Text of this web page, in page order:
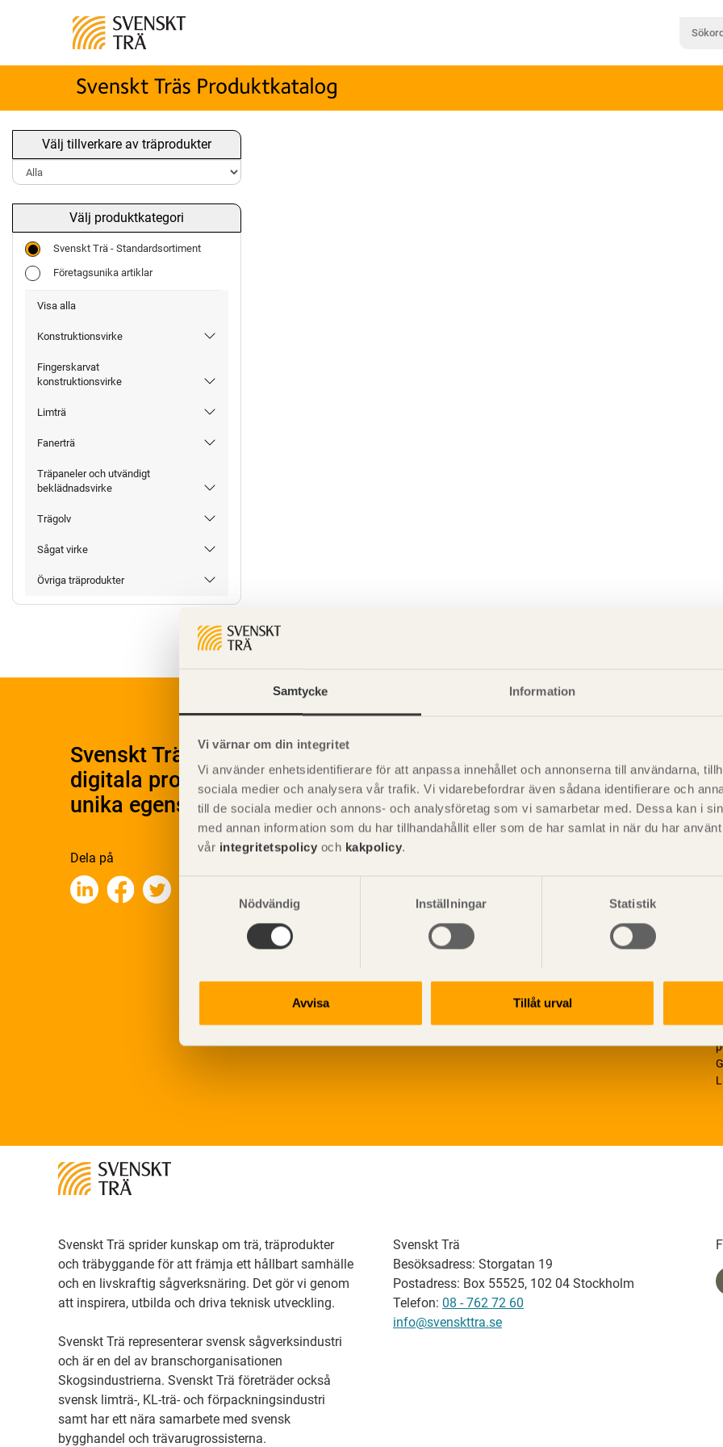
Samtycke Information
Vi värnar om din integritet
Vi använder enhetsidentifierare för att anpassa innehållet och annonserna till användarna,
sociala medier och analysera vår trafik. Vi vidarebefordrar även sådana identifierare och
till de sociala medier och annons- och analysföretag som vi samarbetar med. Dessa kan i
med annan information som du har tillhandahållit eller som de har samlat in när du har
vår integritetspolicy och kakpolicy.
Nödvändig
Inställningar Statistik
Avvisa Tillåt urval
Välj tillverkare av träprodukter
Välj produktkategori
Svenskt Trä - Standardsortiment
Företagsunika artiklar
Visa alla
Konstruktionsvirke
Fingerskarvat
konstruktionsvirke
Limträ
Fanerträ
Träpaneler och utvändigt
beklädnadsvirke
Trägolv
Sågat virke
Övriga träprodukter
Svenskt Träs Produktkatalog är svensk sågverksnärings
digitala produktkatalog för att beskriva träprodukter och deras
unika egenskaper.
Dela på
Svenskt Trä sprider kunskap om trä, träprodukter
och träbyggande för att främja ett hållbart samhälle
och en livskraftig sågverksnäring. Det gör vi genom
att inspirera, utbilda och driva teknisk utveckling.
Svenskt Trä representerar svensk sågverksindustri
och är en del av branschorganisationen
Skogsindustrierna. Svenskt Trä företräder också
svensk limträ-, KL-trä- och förpackningsindustri
samt har ett nära samarbete med svensk
bygghandel och trävarugrossisterna.
Svenskt Trä
Besöksadress: Storgatan 19
Postadress: Box 55525, 102 04 Stockholm
Telefon: 08 - 762 72 60
info@svenskttra.se